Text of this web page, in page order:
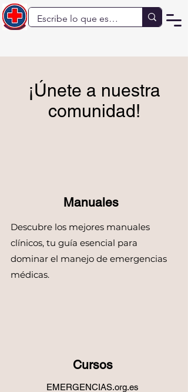
¡Únete a nuestra
comunidad!
Manuales
Descubre los mejores manuales
clínicos, tu guía esencial para
dominar el manejo de emergencias
médicas.
Cursos
EMERGENCIAS.org.es